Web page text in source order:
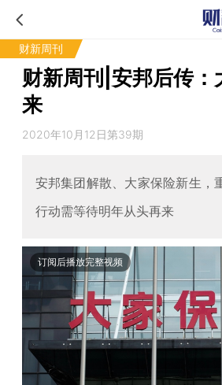
财新周刊
财新周刊|安邦后传：
来
2020年10月12日第39期
安邦集团解散、大家保险新生，
行动需等待明年从头再来
订阅后播放完整视频